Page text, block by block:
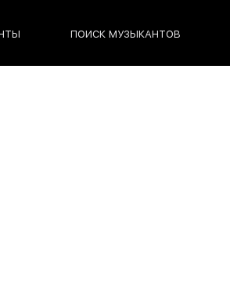
ПОИСК МУЗЫКАНТОВ